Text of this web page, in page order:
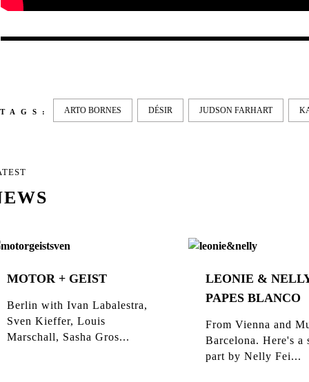
TAGS: ARTO BORNES DÉSIR JUDSON FARHART
MOTOR + GEIST
Berlin with Ivan Labalestra,
Sven Kieffer, Louis
Marschall, Sasha Gros...
LEONIE &
PAPES BLANCO
From Vienna and
Barcelona. Here's a
part by Nelly Fei...